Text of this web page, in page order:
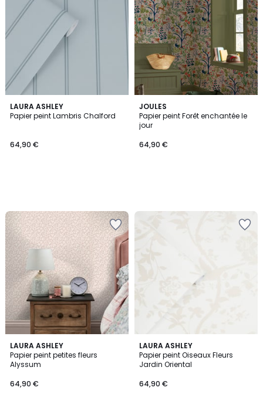
LAURA ASHLEY
Papier peint Lambris Chalford
64,90 €
JOULES
Papier peint Forêt enchantée le
jour
64,90 €
LAURA ASHLEY
Papier peint petites fleurs
Alyssum
64,90 €
LAURA ASHLEY
Papier peint Oiseaux Fleurs
Jardin Oriental
64,90 €